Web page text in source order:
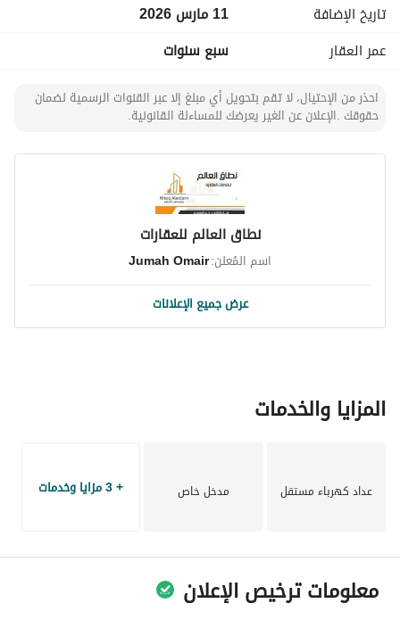
مصعد خاص بالفله
مكونات الشقق
اربع شقق تتكون من اربع غرف وصاله
شقتين تتكون /مجلس وملقط و٣ غرف نوم ومدخل خاص لكل شقه
شقه تتكون من / صاله وغرفه نوم ومطبخ ومدخل مستقل وحوش
اصانصير للشقق
المطلوب/ ٥ مليون و٥٠٠ الف قابله التفاوض
*نوفر جميع العروض العقاريه ونتشرف بخدمتكم*
تاريخ الإضافة
11 مارس 2026
عمر العقار
سبع سنوات
احذر من الإحتيال، لا تقم بتحويل أي مبلغ إلا عبر القنوات الرسمية لضمان
حقوقك .الإعلان عن الغير يعرضك للمساءلة القانونية.
نطاق العالم للعقارات
اسم المُعلن:Jumah Omair
عرض جميع الإعلانات
المزايا والخدمات
عداد كهرباء مستقل مدخل خاص + 3 مزايا وخدمات
معلومات ترخيص الإعلان